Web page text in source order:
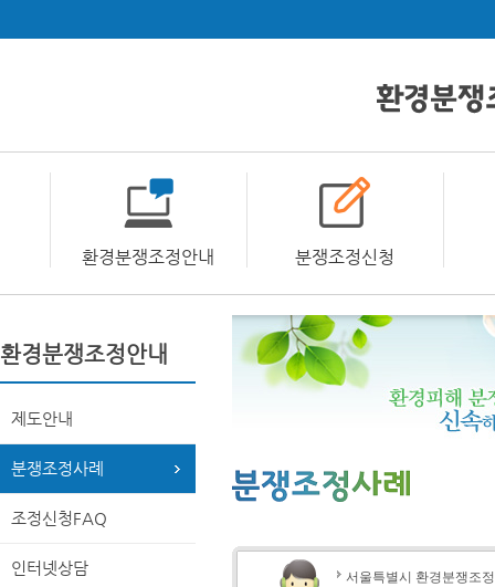
환경분쟁조정안내 분쟁조정신청
환경분쟁조정안내
제도안내
분쟁조정사례
조정신청FAQ
인터넷상담
서울특별시 환경분쟁조